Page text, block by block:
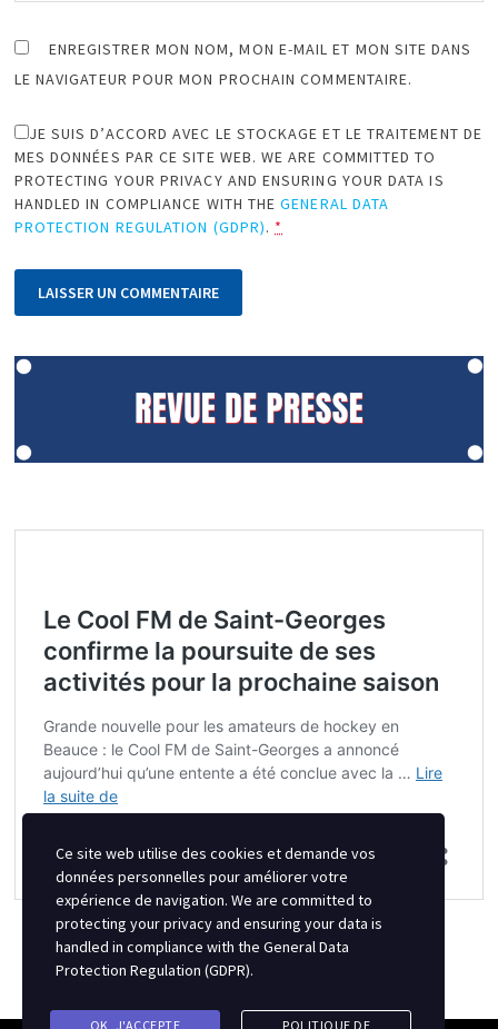
ENREGISTRER MON NOM, MON E-MAIL ET MON SITE DANS
LE NAVIGATEUR POUR MON PROCHAIN COMMENTAIRE.
JE SUIS D’ACCORD AVEC LE STOCKAGE ET LE TRAITEMENT DE
MES DONNÉES PAR CE SITE WEB. WE ARE COMMITTED TO
PROTECTING YOUR PRIVACY AND ENSURING YOUR DATA IS
HANDLED IN COMPLIANCE WITH THEGENERAL DATA
PROTECTION REGULATION (GDPR). *
Ce site web utilise des cookies et demande vos
données personnelles pour améliorer votre
expérience de navigation. We are committed to
protecting your privacy and ensuring your data is
handled in compliance with the General Data
Protection Regulation (GDPR).
OK, J'ACCEPTE POLITIQUE DE